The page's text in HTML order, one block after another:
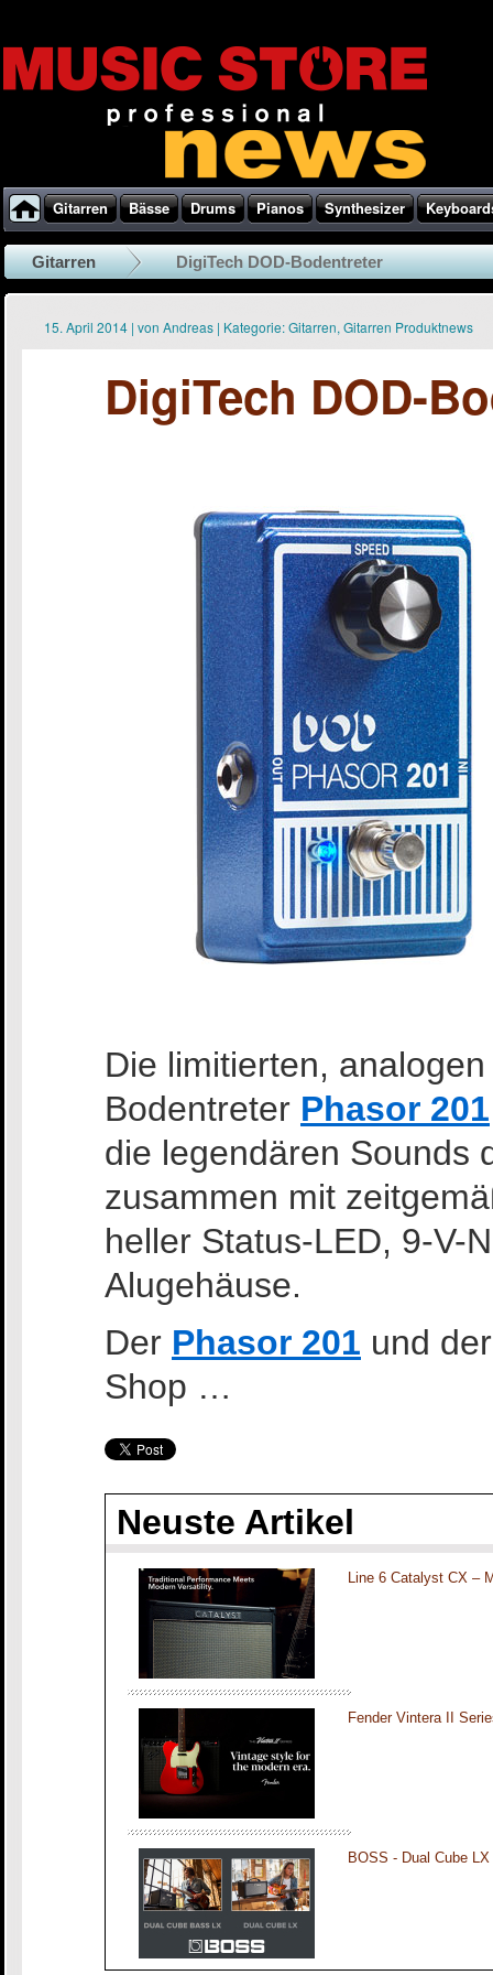
Gitarren Bässe Drums Pianos Synthesizer
Gitarren DigiTech DOD-Bodentreter
15. April 2014 | von Andreas | Kategorie:Gitarren, Gitarren Produktnews
DigiTech DOD-
Die limitierten,
Bodentreter Phasor 201
die legendären Sounds
zusammen mit
heller Status-LED, 9-V-
Alugehäuse.
Der Phasor 201 und
Shop …
Neuste Artikel
Line 6 Catalyst CX –
Fender Vintera II
BOSS - Dual Cube